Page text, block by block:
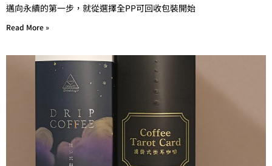
邁向永續的第一步，就從選擇全PP可回收包裝開始
Read More »